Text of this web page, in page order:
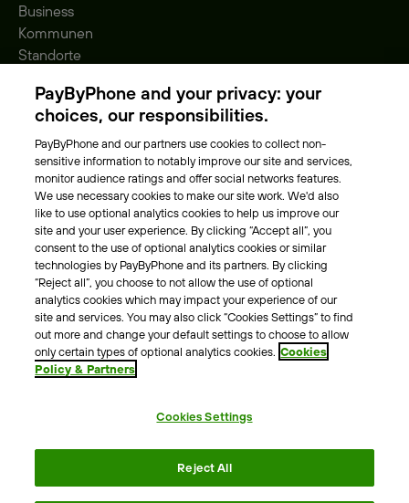
Business
Kommunen
Standorte
Park-Vignette
Über Uns
Unser Team
Karriere
Presse
Blog
Kontakt & Hilfe
Kontakt
Support
Pressekontakt
AGBDatenschutzrichtlinieImpressumRechtshinweise
Erklärung zur Barrierefreiheit
PayByPhone and your privacy: your
choices, our responsibilities.
PayByPhone and our partners use cookies to collect non-
sensitive information to notably improve our site and services,
monitor audience ratings and offer social networks features.
We use necessary cookies to make our site work. We'd also
like to use optional analytics cookies to help us improve our
site and your user experience. By clicking “Accept all”, you
consent to the use of optional analytics cookies or similar
technologies by PayByPhone and its partners. By clicking
“Reject all”, you choose to not allow the use of optional
analytics cookies which may impact your experience of our
site and services. You may also click “Cookies Settings” to find
out more and change your default settings to choose to allow
only certain types of optional analytics cookies. Cookies
Policy & Partners
Cookies Settings
Reject All